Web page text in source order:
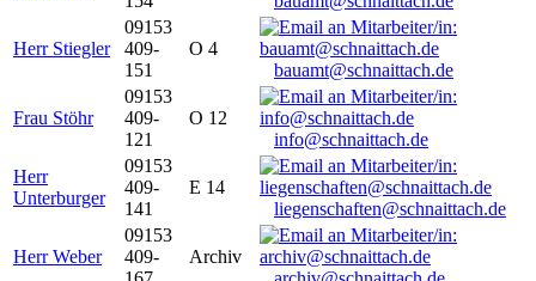
Herr Stiegler
09153
409-
151
O 4
bauamt@schnaittach.de
Frau Stöhr
09153
409-
121
O 12
info@schnaittach.de
Herr
Unterburger
09153
409-
141
E 14
liegenschaften@schnaittach.de
Herr Weber
09153
409-
Archiv